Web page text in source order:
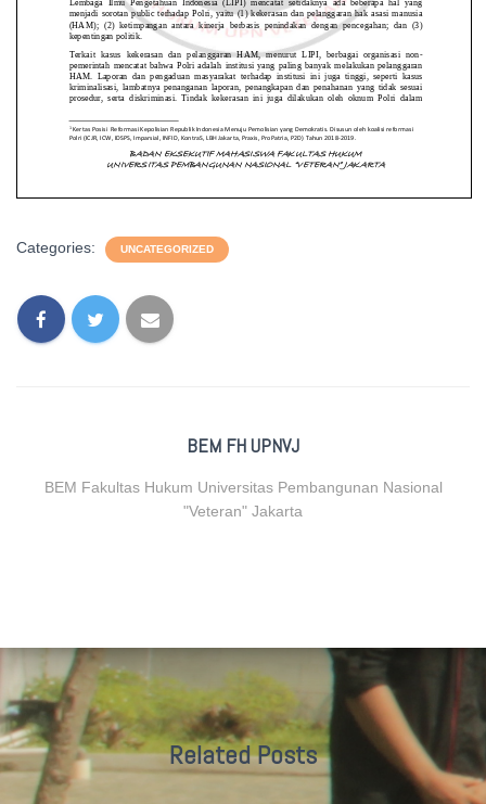
Categories: UNCATEGORIZED
BEM FH UPNVJ
BEM Fakultas Hukum Universitas Pembangunan Nasional
"Veteran" Jakarta
Related Posts